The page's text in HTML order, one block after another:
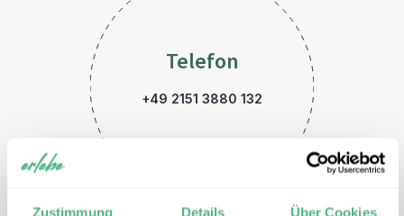
Zustimmung Details Über Cookies
Telefon
+49 2151 3880 132